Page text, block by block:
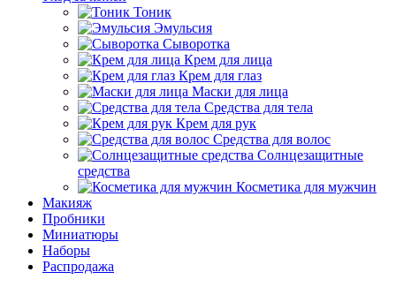
Тоник
Эмульсия
Сыворотка
Крем для лица
Крем для глаз
Маски для лица
Средства для тела
Крем для рук
Средства для волос
Солнцезащитные
средства
Косметика для мужчин
Макияж
Пробники
Миниатюры
Наборы
Распродажа